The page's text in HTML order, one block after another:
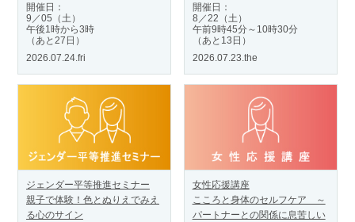
開催日：
9／05（土）
午後1時から3時
（あと27日）
2026.07.24.fri
開催日：
8／22（土）
午前9時45分～10時30分
（あと13日）
2026.07.23.the
ジェンダー平等推進セミナー
親子で体験！色とぬりえでみえ
る心のサイン
女性応援講座
こころと身体のセルフケア ～
パートナーとの関係に息苦しい